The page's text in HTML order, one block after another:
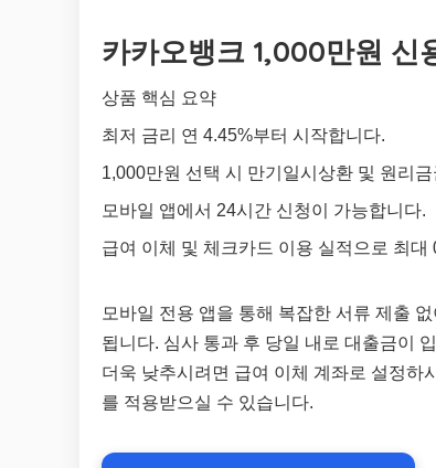
카카오뱅크 1,000만원 신
상품 핵심 요약
최저 금리 연 4.45%부터 시작합니다.
1,000만원 선택 시 만기일시상환 및 원리
모바일 앱에서 24시간 신청이 가능합니다.
급여 이체 및 체크카드 이용 실적으로 최
모바일 전용 앱을 통해 복잡한 서류 제출
됩니다. 심사 통과 후 당일 내로 대출금이
더욱 낮추시려면 급여 이체 계좌로 설정하
를 적용받으실 수 있습니다.